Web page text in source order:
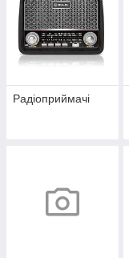
Радіоприймачі